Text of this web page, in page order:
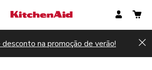
na promoção de verão!